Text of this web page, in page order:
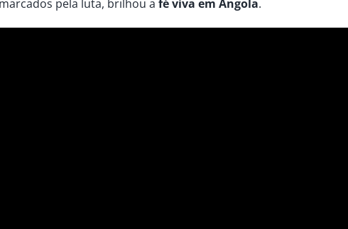
pela luta, brilhou a fé viva em Angola.